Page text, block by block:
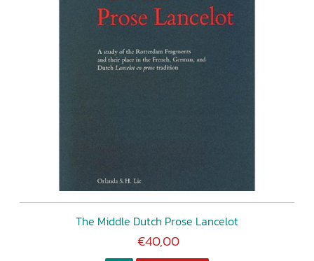
The Middle Dutch Prose Lancelot
€40,00